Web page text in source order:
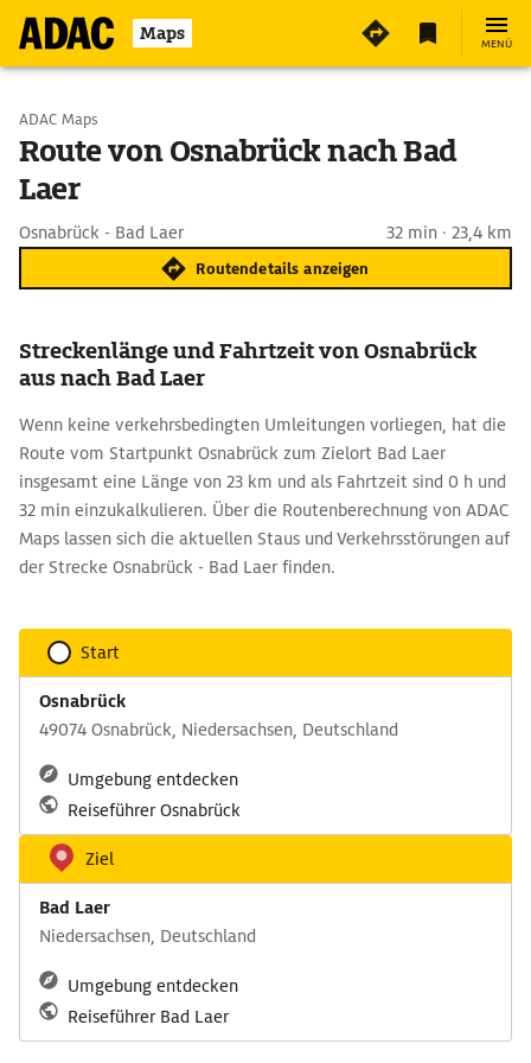
Maps MENÜ
Start wählen
Ziel eingeben
ADAC Maps
Route von Osnabrück nach Bad
Laer
Osnabrück - Bad Laer 32 min · 23,4 km
Routendetails anzeigen
Streckenlänge und Fahrtzeit von Osnabrück
aus nach Bad Laer
Wenn keine verkehrsbedingten Umleitungen vorliegen, hat die
Route vom Startpunkt Osnabrück zum Zielort Bad Laer
insgesamt eine Länge von 23 km und als Fahrtzeit sind 0 h und
32 min einzukalkulieren. Über die Routenberechnung von ADAC
Maps lassen sich die aktuellen Staus und Verkehrsstörungen auf
der Strecke Osnabrück - Bad Laer finden.
Start
Osnabrück
49074 Osnabrück, Niedersachsen, Deutschland
Umgebung entdecken
Reiseführer Osnabrück
Ziel
Bad Laer
Niedersachsen, Deutschland
Umgebung entdecken
Reiseführer Bad Laer